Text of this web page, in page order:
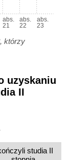
abs.
21
abs.
22
abs.
23
którzy
uzyskaniu
II
studia II